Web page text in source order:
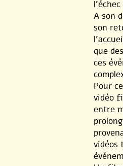
A son
son
que
ces
Pour
vidéo
entre
vidéos